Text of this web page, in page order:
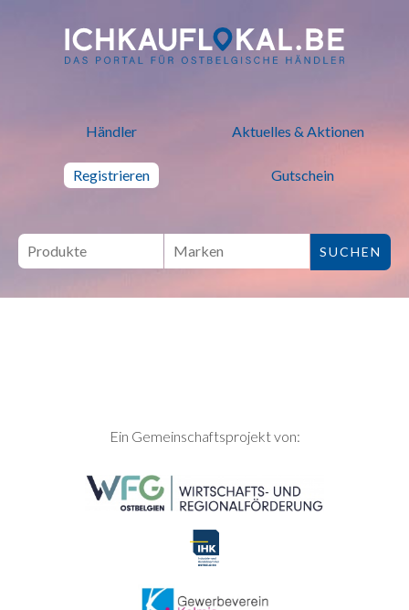
ich kauf lokal - Bei lokalen
Händler Aktuelles & Aktionen
Registrieren Gutschein
SEITENFUSSEin Gemeinschaftsprojekt von: